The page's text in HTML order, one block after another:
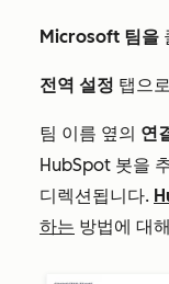
Microsoft 팀을
전역 설정 탭으
팀 이름 옆의 연
HubSpot 봇을
디렉션됩니다.
하는 방법에 대